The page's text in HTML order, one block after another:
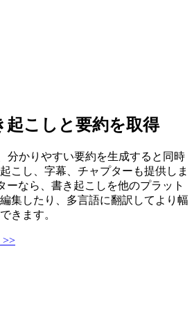
起こしと要約を取得
分かりやすい要約を生成すると同時
こし、字幕、チャプターも提供しま
ーなら、書き起こしを他のプラット
集したり、多言語に翻訳してより幅
きます。
>>